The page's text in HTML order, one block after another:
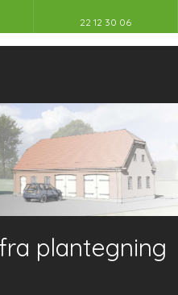
22 12 30 06
plantegning